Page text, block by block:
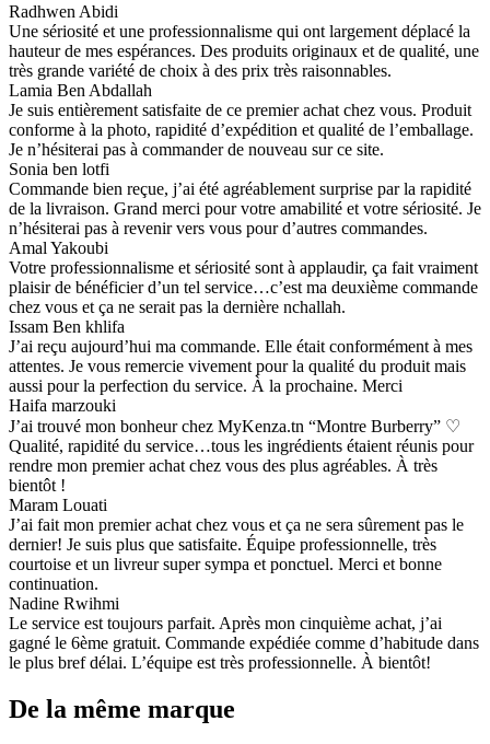
Radhwen Abidi
Une sériosité et une professionnalisme qui ont largement déplacé la
hauteur de mes espérances. Des produits originaux et de qualité, une
très grande variété de choix à des prix très raisonnables.
Lamia Ben Abdallah
Je suis entièrement satisfaite de ce premier achat chez vous. Produit
conforme à la photo, rapidité d’expédition et qualité de l’emballage.
Je n’hésiterai pas à commander de nouveau sur ce site.
Sonia ben lotfi
Commande bien reçue, j’ai été agréablement surprise par la rapidité
de la livraison. Grand merci pour votre amabilité et votre sériosité. Je
n’hésiterai pas à revenir vers vous pour d’autres commandes.
Amal Yakoubi
Votre professionnalisme et sériosité sont à applaudir, ça fait vraiment
plaisir de bénéficier d’un tel service…c’est ma deuxième commande
chez vous et ça ne serait pas la dernière nchallah.
Issam Ben khlifa
J’ai reçu aujourd’hui ma commande. Elle était conformément à mes
attentes. Je vous remercie vivement pour la qualité du produit mais
aussi pour la perfection du service. À la prochaine. Merci
Haifa marzouki
J’ai trouvé mon bonheur chez MyKenza.tn “Montre Burberry” ♡
Qualité, rapidité du service…tous les ingrédients étaient réunis pour
rendre mon premier achat chez vous des plus agréables. À très
bientôt !
Maram Louati
J’ai fait mon premier achat chez vous et ça ne sera sûrement pas le
dernier! Je suis plus que satisfaite. Équipe professionnelle, très
courtoise et un livreur super sympa et ponctuel. Merci et bonne
continuation.
Nadine Rwihmi
Le service est toujours parfait. Après mon cinquième achat, j’ai
gagné le 6ème gratuit. Commande expédiée comme d’habitude dans
le plus bref délai. L’équipe est très professionnelle. À bientôt!
De la même marque